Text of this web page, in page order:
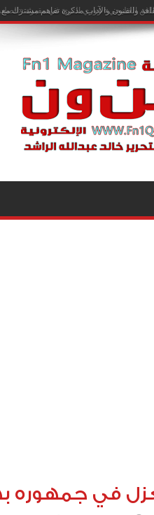
والفنون والآداب مذكرة تفاهم مشترك مع
في جمهوره